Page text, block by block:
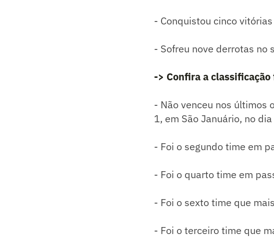
- Conquistou cinco
- Sofreu nove derrotas no
-> Confira a
- Não venceu nos últimos
1, em São Januário, no
- Foi o segundo time em
- Foi o quarto time em
- Foi o sexto time que
- Foi o terceiro time que